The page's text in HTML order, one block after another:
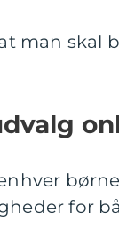
man skal
for